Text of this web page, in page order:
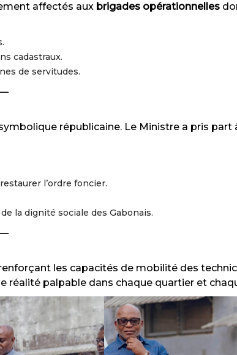
affectés aux brigades opérationnelles
cadastraux.
de servitudes.
républicaine. Le Ministre a pris part
l’ordre foncier.
la dignité sociale des Gabonais.
les capacités de mobilité des
réalité palpable dans chaque quartier et